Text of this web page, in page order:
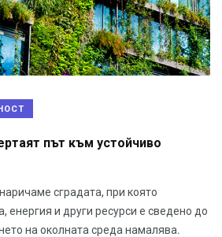
път към устойчиво
сградата, при която
енергия и други ресурси е сведено до
на околната среда намалява.